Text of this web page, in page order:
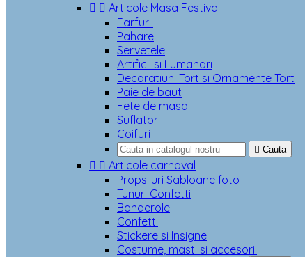
  Articole Masa Festiva
Farfurii
Pahare
Servetele
Artificii si Lumanari
Decoratiuni Tort si Ornamente Tort
Paie de baut
Fete de masa
Suflatori
Coifuri
 Cauta
  Articole carnaval
Props-uri Sabloane foto
Tunuri Confetti
Banderole
Confetti
Stickere si Insigne
Costume, masti si accesorii